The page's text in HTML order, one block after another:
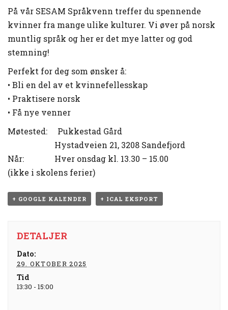
E
L
S
E
N
A
V
I
G
A
J
N
På vår SESAM Språkvenn treffer du spennende
kvinner fra mange ulike kulturer. Vi øver på norsk
muntlig språk og her er det mye latter og god
stemning!
Perfekt for deg som ønsker å:
• Bli en del av et kvinnefellesskap
• Praktisere norsk
• Få nye venner
Møtested: Pukkestad Gård
Hystadveien 21, 3208 Sandefjord
Når: Hver onsdag kl. 13.30 – 15.00
(ikke i skolens ferier)
+ GOOGLE KALENDER + ICAL EKSPORT
DETALJER
Dato:
29. OKTOBER 2025
Tid
13:30 - 15:00